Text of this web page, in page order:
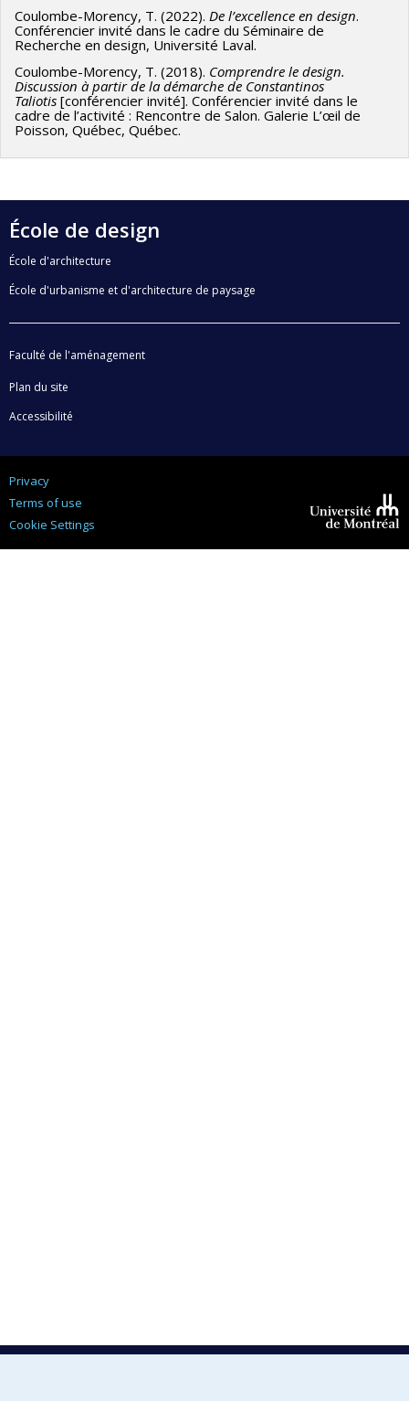
Coulombe-Morency, T. (2022). De l’excellence en design.
Conférencier invité dans le cadre du Séminaire de
Recherche en design, Université Laval.
Coulombe-Morency, T. (2018). Comprendre le design.
Discussion à partir de la démarche de Constantinos
Taliotis [conférencier invité]. Conférencier invité dans le
cadre de l’activité : Rencontre de Salon. Galerie L’œil de
Poisson, Québec, Québec.
École de design
École d'architecture
École d'urbanisme et d'architecture de paysage
Faculté de l'aménagement
Plan du site
Accessibilité
Privacy
Terms of use
Cookie Settings
Montréal